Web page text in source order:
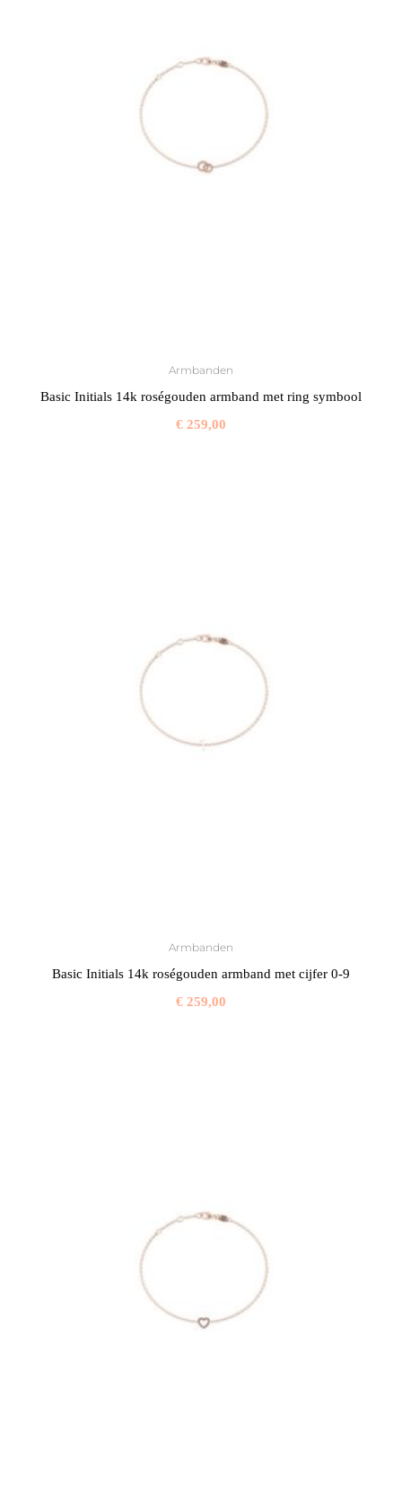
Armbanden
Basic Initials 14k roségouden armband met ring symbool
€ 259,00
Armbanden
Basic Initials 14k roségouden armband met cijfer 0-9
€ 259,00